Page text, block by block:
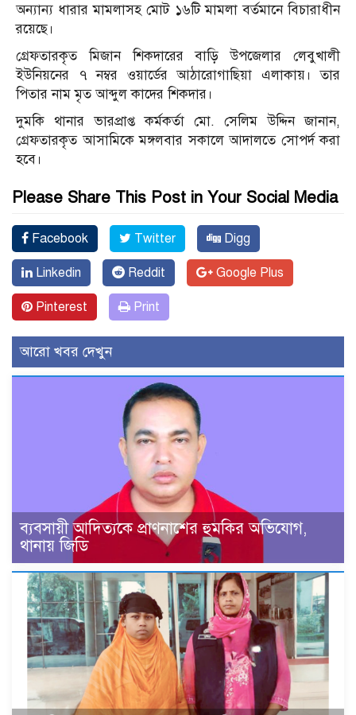
অন্যান্য ধারার মামলাসহ মোট ১৬টি মামলা বর্তমানে বিচারাধীন
রয়েছে।
গ্রেফতারকৃত মিজান শিকদারের বাড়ি উপজেলার লেবুখালী
ইউনিয়নের ৭ নম্বর ওয়ার্ডের আঠারোগাছিয়া এলাকায়। তার
পিতার নাম মৃত আব্দুল কাদের শিকদার।
দুমকি থানার ভারপ্রাপ্ত কর্মকর্তা মো. সেলিম উদ্দিন জানান,
গ্রেফতারকৃত আসামিকে মঙ্গলবার সকালে আদালতে সোপর্দ করা
হবে।
Please Share This Post in Your Social Media
Facebook Twitter Digg
Linkedin Reddit Google Plus
Pinterest Print
আরো খবর দেখুন
ব্যবসায়ী আদিত্যকে প্রাণনাশের হুমকির অভিযোগ,
থানায় জিডি